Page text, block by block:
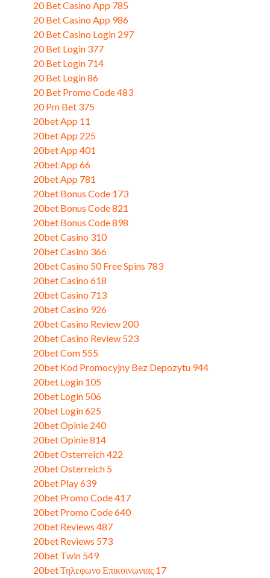
20 Bet Casino App 785
20 Bet Casino App 986
20 Bet Casino Login 297
20 Bet Login 377
20 Bet Login 714
20 Bet Login 86
20 Bet Promo Code 483
20 Pm Bet 375
20bet App 11
20bet App 225
20bet App 401
20bet App 66
20bet App 781
20bet Bonus Code 173
20bet Bonus Code 821
20bet Bonus Code 898
20bet Casino 310
20bet Casino 366
20bet Casino 50 Free Spins 783
20bet Casino 618
20bet Casino 713
20bet Casino 926
20bet Casino Review 200
20bet Casino Review 523
20bet Com 555
20bet Kod Promocyjny Bez Depozytu 944
20bet Login 105
20bet Login 506
20bet Login 625
20bet Opinie 240
20bet Opinie 814
20bet Osterreich 422
20bet Osterreich 5
20bet Play 639
20bet Promo Code 417
20bet Promo Code 640
20bet Reviews 487
20bet Reviews 573
20bet Twin 549
20bet Τηλεφωνο Επικοινωνιας 17